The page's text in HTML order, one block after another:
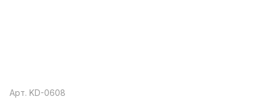
Арт. KD-0608